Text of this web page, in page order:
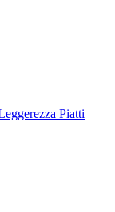
Piatti